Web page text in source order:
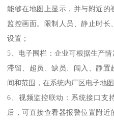
能够在地图上显示，并与附近的
监控画面。限制人员、静止时长
设置；
5、电子围栏：企业可根据生产
滞留、超员、缺员、闯入、静
间和范围，在系统内厂区电子地
6、视频监控联动：系统接口支
后，可直接查看器报警位置附